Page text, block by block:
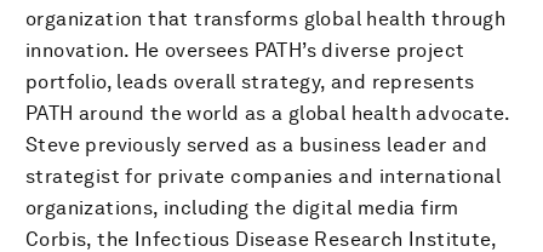
organization that transforms global health through
innovation. He oversees PATH’s diverse project
portfolio, leads overall strategy, and represents
PATH around the world as a global health advocate.
Steve previously served as a business leader and
strategist for private companies and international
organizations, including the digital media firm
Corbis, the Infectious Disease Research Institute,